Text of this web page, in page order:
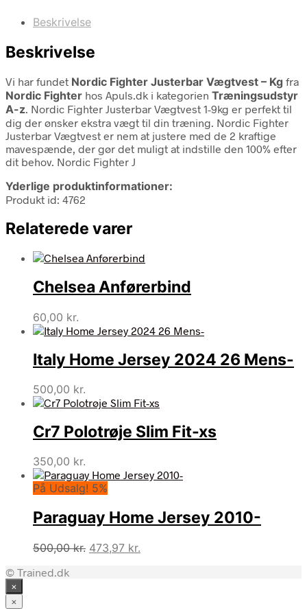
Beskrivelse
Beskrivelse
Vi har fundet Nordic Fighter Justerbar Vægtvest – Kg fra
Nordic Fighter hos Apuls.dk i kategorien Træningsudstyr
A-z. Nordic Fighter Justerbar Vægtvest 1-9kg er perfekt til
dig der ønsker ekstra vægt til din træning. Nordic Fighter
Justerbar Vægtvest er nem at justere med de 2 kraftige
mavespænde, der gør det muligt at indstille den 100% efter
dit behov. Nordic Fighter J
Yderlige produktinformationer:
Produkt id: 4762
Relaterede varer
Chelsea Anførerbind
60,00 kr.
Italy Home Jersey 2024 26 Mens-
500,00 kr.
Cr7 Polotrøje Slim Fit-xs
350,00 kr.
På Udsalg! 5%
Paraguay Home Jersey 2010-
500,00kr. Den
473,97 kr.
© Trained.dk
×
×